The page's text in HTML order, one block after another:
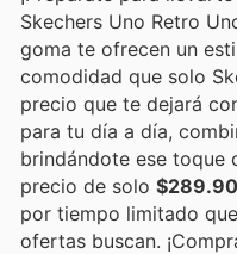
Skechers Uno Retro
goma te ofrecen un
comodidad que solo
precio que te dejará
para tu día a día,
brindándote ese toque
precio de solo
por tiempo limitado
ofertas buscan.